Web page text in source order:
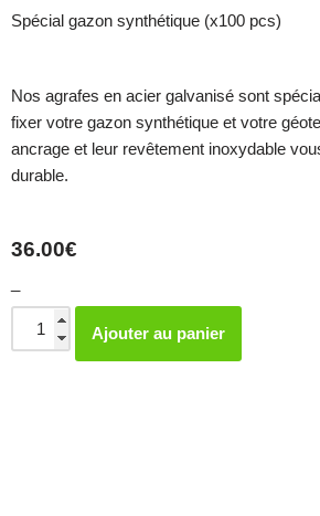
Spécial gazon synthétique (x100 pcs)
Nos agrafes en acier galvanisé sont
fixer votre gazon synthétique et votre
ancrage et leur revêtement inoxydable
durable.
36.00€
Ajouter au panier